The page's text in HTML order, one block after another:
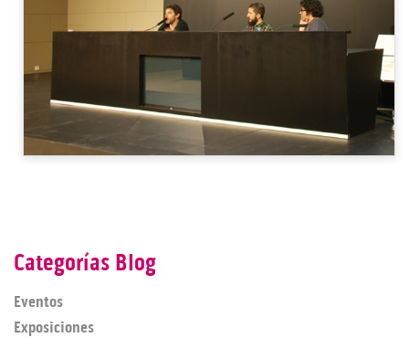
Categorías Blog
Eventos
Exposiciones